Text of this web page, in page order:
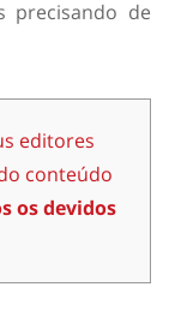
precisando de
editores
conteúdo
os devidos